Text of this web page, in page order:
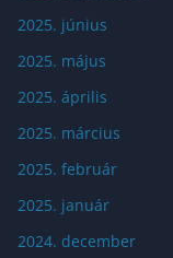
2025. június
2025. május
2025. április
2025. március
2025. február
2025. január
2024. december